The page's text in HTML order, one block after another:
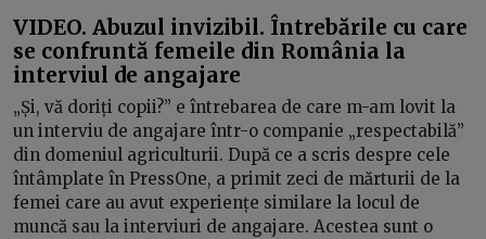
VIDEO. Abuzul invizibil. Întrebările cu care
se confruntă femeile din România la
interviul de angajare
„Și, vă doriți copii?” e întrebarea de care m-am lovit la
un interviu de angajare într-o companie „respectabilă”
din domeniul agriculturii. După ce a scris despre cele
întâmplate în PressOne, a primit zeci de mărturii de la
femei care au avut experiențe similare la locul de
muncă sau la interviuri de angajare. Acestea sunt o